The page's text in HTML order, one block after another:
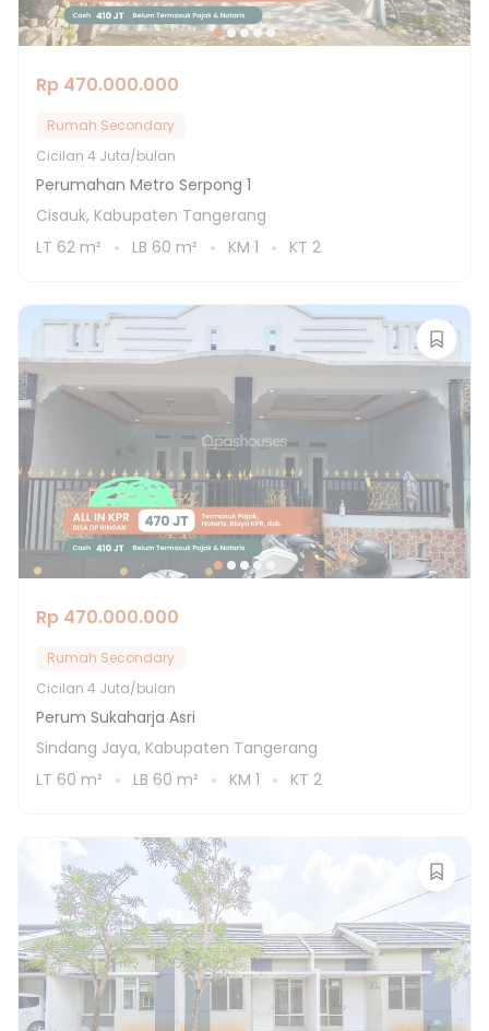
Rp 470.000.000
Rumah Secondary
Cicilan 4 Juta/bulan
Perumahan Metro Serpong 1
Cisauk, Kabupaten Tangerang
LT 62 m² LB 60 m² KM 1 KT 2
Rp 470.000.000
Rumah Secondary
Cicilan 4 Juta/bulan
Perum Sukaharja Asri
Sindang Jaya, Kabupaten Tangerang
LT 60 m² LB 60 m² KM 1 KT 2